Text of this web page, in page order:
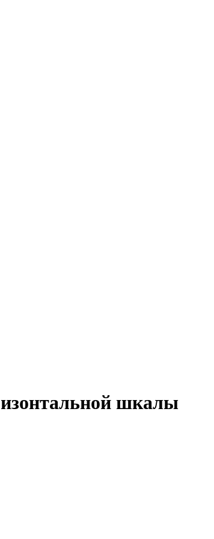
шкалы